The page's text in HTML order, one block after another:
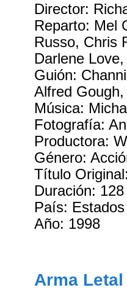
Director:
Reparto: Mel
Russo, Chris
Darlene
Guión:
Alfred
Música:
Fotografía:
Productora:
Género:
Título
Duración:
País:
Año: 1998
Arma Letal